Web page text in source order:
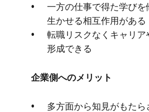
一方の​仕事で​得た​学びを​
生かせる​相互作用が​ある
転職リスクなく​キャリア
形成できる
企業側への​メリット
多方​面から​知見が​も​たら